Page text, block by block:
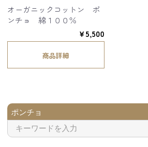
オーガニックコットン ポ
ンチョ 綿１００％
￥5,500
商品詳細